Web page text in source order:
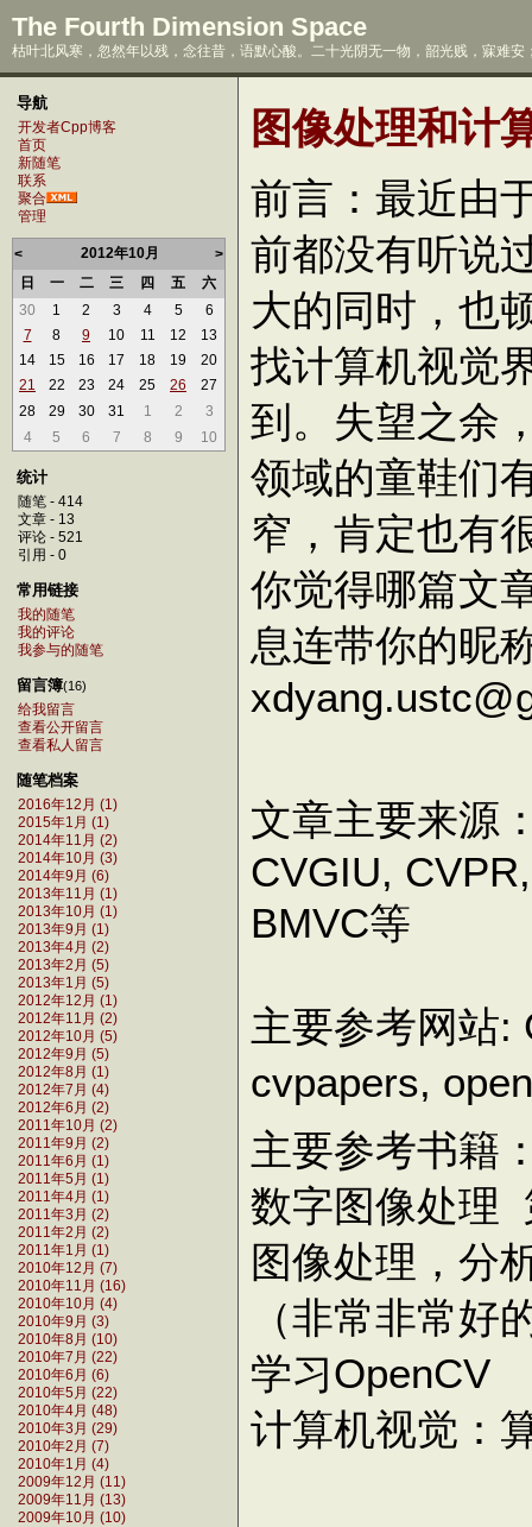
The Fourth Dimension Space
枯叶北风寒，忽然年以残，念往昔，语默心酸。二十光阴无一物，韶光贱，寐难
导航
开发者Cpp博客
首页
新随笔
联系
聚合
管理
< 2012年10月
>
日
一 二 三 四 五
六
30
1 2 3 4 5
6
7
8 9 10 11 12
13
14
15 16 17 18 19
20
21
22 23 24 25 26
27
28
29 30 31 1 2
3
4
5 6 7 8 9 10
统计
随笔 - 414
文章 - 13
评论 - 521
引用 - 0
常用链接
我的随笔
我的评论
我参与的随笔
留言簿(16)
给我留言
查看公开留言
查看私人留言
随笔档案
2016年12月 (1)
2015年1月 (1)
2014年11月 (2)
2014年10月 (3)
2014年9月 (6)
2013年11月 (1)
2013年10月 (1)
2013年9月 (1)
2013年4月 (2)
2013年2月 (5)
2013年1月 (5)
2012年12月 (1)
2012年11月 (2)
2012年10月 (5)
2012年9月 (5)
2012年8月 (1)
2012年7月 (4)
2012年6月 (2)
2011年10月 (2)
2011年9月 (2)
2011年6月 (1)
2011年5月 (1)
2011年4月 (1)
2011年3月 (2)
2011年2月 (2)
2011年1月 (1)
2010年12月 (7)
2010年11月 (16)
2010年10月 (4)
2010年9月 (3)
2010年8月 (10)
2010年7月 (22)
2010年6月 (6)
2010年5月 (22)
2010年4月 (48)
2010年3月 (29)
2010年2月 (7)
2010年1月 (4)
2009年12月 (11)
2009年11月 (13)
2009年10月 (10)
图像处理和计
前言：最近由
前都没有听说
大的同时，也
找计算机视觉
到。失望之余
领域的童鞋们
窄，肯定也有
你觉得哪篇文
息连带你的昵
文章主要来源
CVGIU,
BMVC等
主要参考网站:
cvpapers,
主要参考书籍
数字图像处理
图像处理，分
（非常非常好
学习OpenCV
计算机视觉：